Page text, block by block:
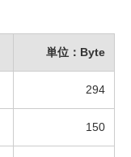
単位：Byte
294
150